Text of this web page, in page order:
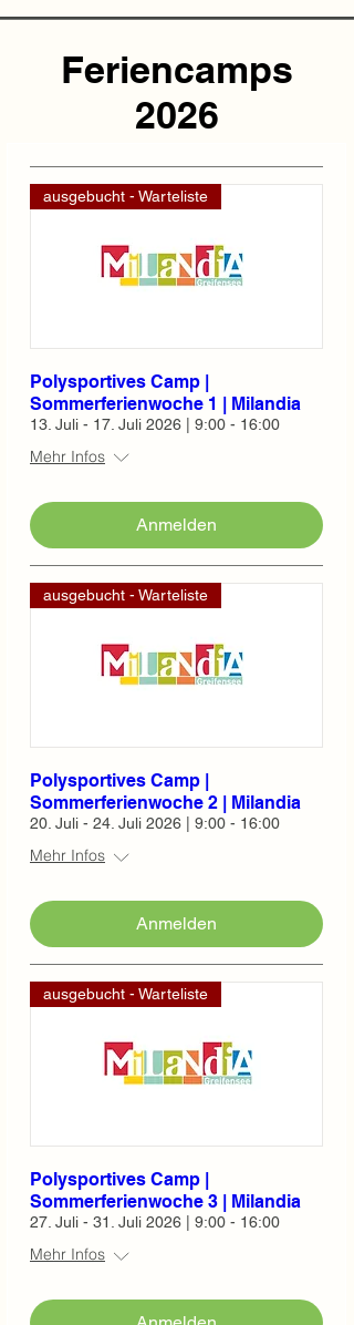
Feriencamps
2026
ausgebucht - Warteliste
Polysportives Camp |
Sommerferienwoche 1 | Milandia
13. Juli - 17. Juli 2026 | 9:00 - 16:00
Mehr Infos
Anmelden
ausgebucht - Warteliste
Polysportives Camp |
Sommerferienwoche 2 | Milandia
20. Juli - 24. Juli 2026 | 9:00 - 16:00
Mehr Infos
Anmelden
ausgebucht - Warteliste
Polysportives Camp |
Sommerferienwoche 3 | Milandia
27. Juli - 31. Juli 2026 | 9:00 - 16:00
Mehr Infos